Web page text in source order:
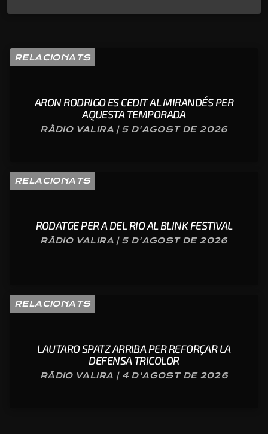
RELACIONATS
ARON RODRIGO ES CEDIT AL MIRANDÉS PER
AQUESTA TEMPORADA
RÀDIO VALIRA | 5 D'AGOST DE 2026
RELACIONATS
RODATGE PER A DEL RIO AL BLINK FESTIVAL
RÀDIO VALIRA | 5 D'AGOST DE 2026
RELACIONATS
LAUTARO SPATZ ARRIBA PER REFORÇAR LA
DEFENSA TRICOLOR
RÀDIO VALIRA | 4 D'AGOST DE 2026